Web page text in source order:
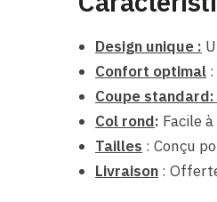
Design unique :
Confort optimal
Coupe standard:
Col rond: Facile
Tailles : Conçu
Livraison :